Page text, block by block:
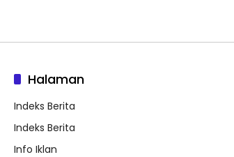
Halaman
Indeks Berita
Indeks Berita
Info Iklan